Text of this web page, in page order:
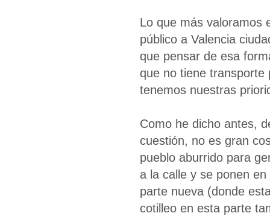
Lo que más valoramos
público a Valencia
que pensar de esa
que no tiene transporte
tenemos nuestras
Como he dicho antes,
cuestión, no es gran
pueblo aburrido para
a la calle y se ponen
parte nueva (donde
cotilleo en esta parte